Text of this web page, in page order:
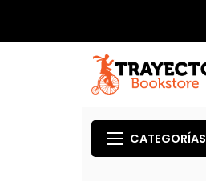
CATEGORÍAS